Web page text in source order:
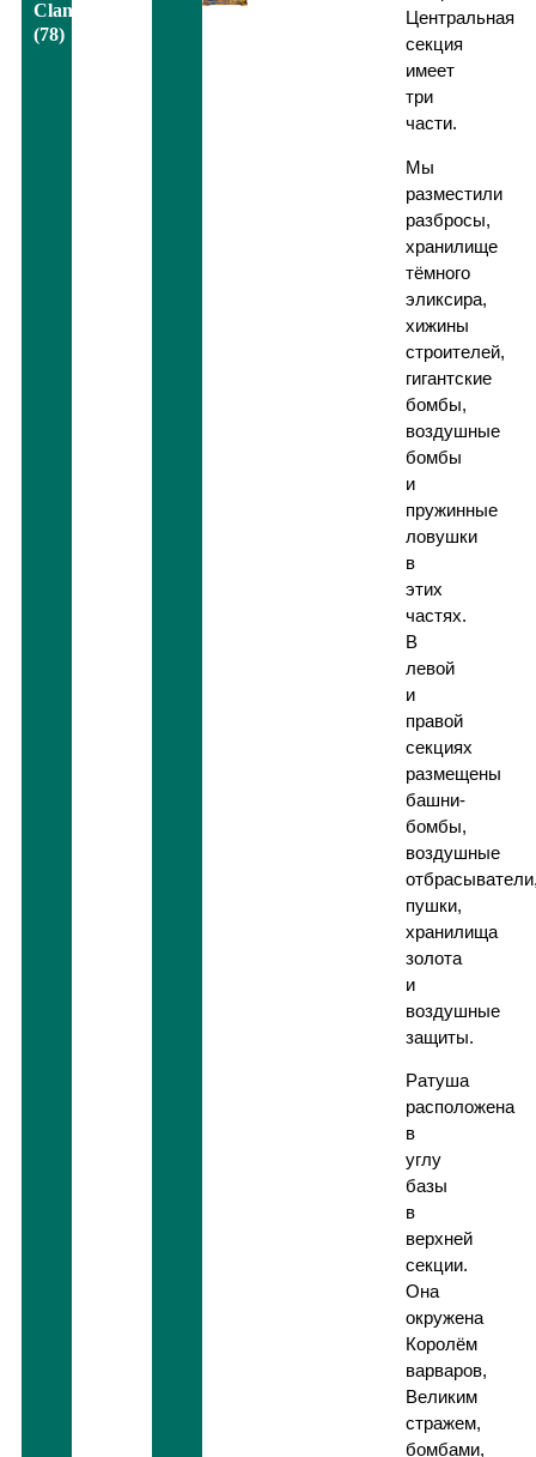
Clans
(78)
Центральная
секция
имеет
три
части.
Мы
разместили
разбросы,
хранилище
тёмного
эликсира,
хижины
строителей,
гигантские
бомбы,
воздушные
бомбы
и
пружинные
ловушки
в
этих
частях.
В
левой
и
правой
секциях
размещены
башни-
бомбы,
воздушные
пушки,
хранилища
золота
и
воздушные
защиты.
Ратуша
расположена
в
углу
базы
в
верхней
секции.
Она
окружена
Королём
варваров,
Великим
стражем,
бомбами,